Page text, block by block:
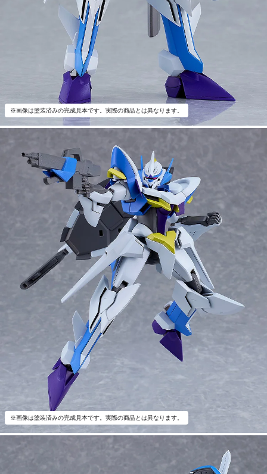
※画像は塗装済みの完成見本です。実際の商品とは異なります。
※画像は塗装済みの完成見本です。実際の商品とは異なります。